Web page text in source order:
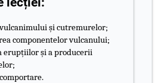
și cutremurelor;
componentelor vulcanului;
erupțiilor și a producerii